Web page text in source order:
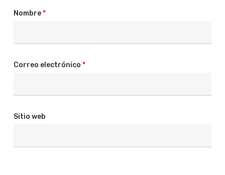
Nombre*
Correo electrónico *
Sitio web